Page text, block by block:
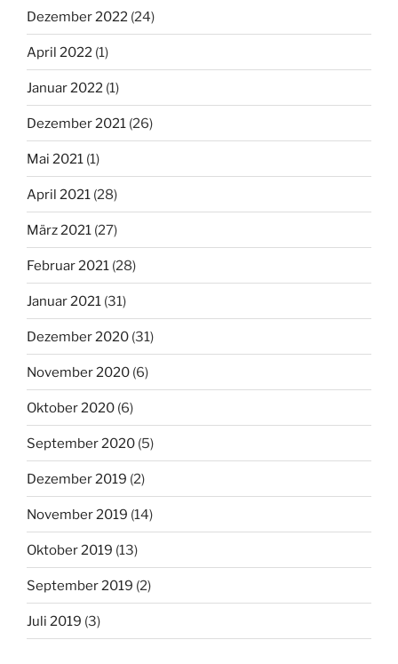
Dezember 2022 (24)
April 2022 (1)
Januar 2022 (1)
Dezember 2021 (26)
Mai 2021 (1)
April 2021 (28)
März 2021 (27)
Februar 2021 (28)
Januar 2021 (31)
Dezember 2020 (31)
November 2020 (6)
Oktober 2020 (6)
September 2020 (5)
Dezember 2019 (2)
November 2019 (14)
Oktober 2019 (13)
September 2019 (2)
Juli 2019 (3)